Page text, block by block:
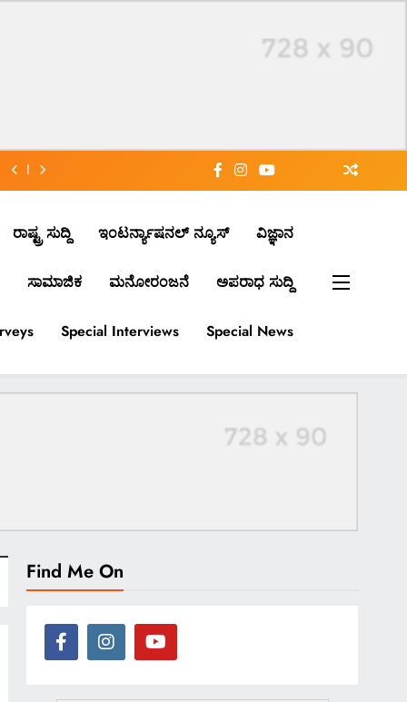
ರಾಷ್ಟ್ರ ಸುದ್ದಿ ಇಂಟರ್ನ್ಯಾಷನಲ್ ನ್ಯೂಸ್ ವಿಜ್ಞಾನ
ಸಾಮಾಜಿಕ ಮನೋರಂಜನೆ ಅಪರಾಧ ಸುದ್ದಿ
Special Interviews Special News
Find Me On